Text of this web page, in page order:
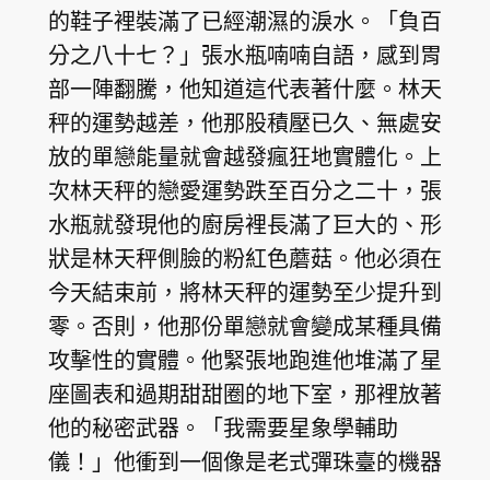
的鞋子裡裝滿了已經潮濕的淚水。「負百
分之八十七？」張水瓶喃喃自語，感到胃
部一陣翻騰，他知道這代表著什麼。林天
秤的運勢越差，他那股積壓已久、無處安
放的單戀能量就會越發瘋狂地實體化。上
次林天秤的戀愛運勢跌至百分之二十，張
水瓶就發現他的廚房裡長滿了巨大的、形
狀是林天秤側臉的粉紅色蘑菇。他必須在
今天結束前，將林天秤的運勢至少提升到
零。否則，他那份單戀就會變成某種具備
攻擊性的實體。他緊張地跑進他堆滿了星
座圖表和過期甜甜圈的地下室，那裡放著
他的秘密武器。「我需要星象學輔助
儀！」他衝到一個像是老式彈珠臺的機器